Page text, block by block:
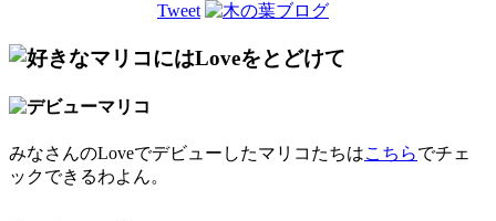
Tweet
みなさんのLoveでデビューしたマリコたちはこちらでチェ
ックできるわよん。